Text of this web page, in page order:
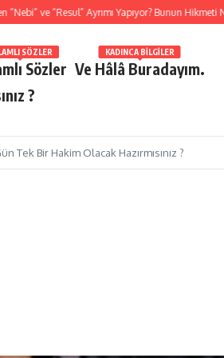
ve “Resul” Ayrımı Yapıyor? Bunun Hikmeti Nedir?
Sözler
SÖZLER
Ve Hâlâ Buradayım.
KADINCA BILGILER
?
Tek Bir Hakim Olacak Hazırmısınız ?